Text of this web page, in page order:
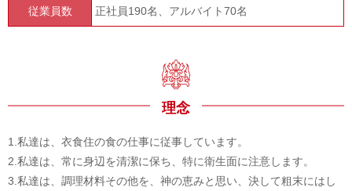
従業員数 正社員190名、アルバイト70名
理念
1.私達は、衣食住の食の仕事に従事しています。
2.私達は、常に身辺を清潔に保ち、特に衛生面に注意します。
3.私達は、調理材料その他を、神の恵みと思い、決して粗末にはし